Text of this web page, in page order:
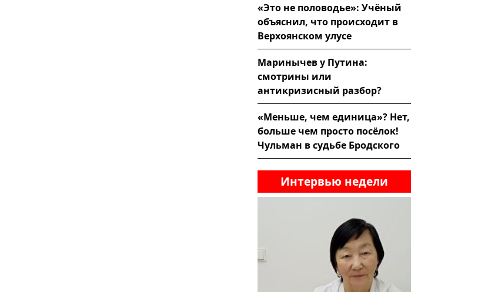
«Это не половодье»: Учёный
объяснил, что происходит в
Верхоянском улусе
Маринычев у Путина:
смотрины или
антикризисный разбор?
«Меньше, чем единица»? Нет,
больше чем просто посёлок!
Чульман в судьбе Бродского
Интервью недели